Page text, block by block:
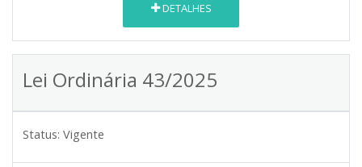
DETALHES
Lei Ordinária 43/2025
Status: Vigente